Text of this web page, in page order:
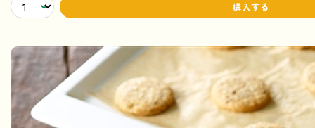
購入する